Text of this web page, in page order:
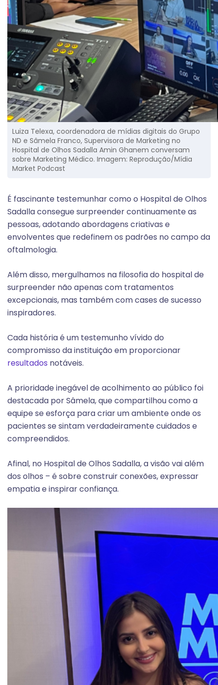
Luiza Telexa, coordenadora de mídias digitais do Grupo
ND e Sâmela Franco, Supervisora de Marketing no
Hospital de Olhos Sadalla Amin Ghanem conversam
sobre Marketing Médico. Imagem: Reprodução/Mídia
Market Podcast
É fascinante testemunhar como o Hospital de Olhos
Sadalla consegue surpreender continuamente as
pessoas, adotando abordagens criativas e
envolventes que redefinem os padrões no campo da
oftalmologia.
Além disso, mergulhamos na filosofia do hospital de
surpreender não apenas com tratamentos
excepcionais, mas também com cases de sucesso
inspiradores.
Cada história é um testemunho vívido do
compromisso da instituição em proporcionar
resultados notáveis.
A prioridade inegável de acolhimento ao público foi
destacada por Sâmela, que compartilhou como a
equipe se esforça para criar um ambiente onde os
pacientes se sintam verdadeiramente cuidados e
compreendidos.
Afinal, no Hospital de Olhos Sadalla, a visão vai além
dos olhos – é sobre construir conexões, expressar
empatia e inspirar confiança.